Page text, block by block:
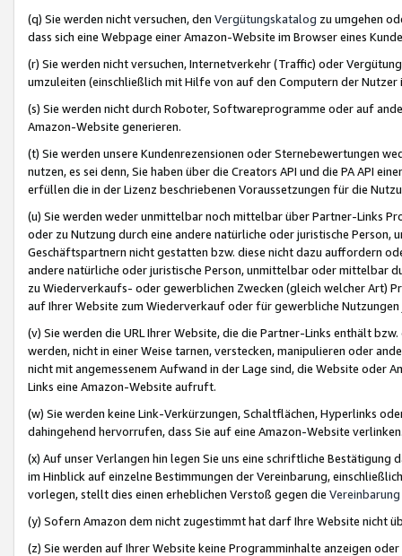
(q) Sie werden nicht versuchen, den Vergütungskatalog zu umgehen
dass sich eine Webpage einer Amazon-Website im Browser eines
(r) Sie werden nicht versuchen, Internetverkehr (Traffic) oder
umzuleiten (einschließlich mit Hilfe von auf den Computern der
(s) Sie werden nicht durch Roboter, Softwareprogramme oder auf
Amazon-Website generieren.
(t) Sie werden unsere Kundenrezensionen oder Sternebewertungen
nutzen, es sei denn, Sie haben über die Creators API und die PA API
erfüllen die in der Lizenz beschriebenen Voraussetzungen für die
(u) Sie werden weder unmittelbar noch mittelbar über Partner-Links
oder zu Nutzung durch eine andere natürliche oder juristische
Geschäftspartnern nicht gestatten bzw. diese nicht dazu auffordern
andere natürliche oder juristische Person, unmittelbar oder mittelbar
zu Wiederverkaufs- oder gewerblichen Zwecken (gleich welcher Art)
auf Ihrer Website zum Wiederverkauf oder für gewerbliche
(v) Sie werden die URL Ihrer Website, die die Partner-Links enthält
werden, nicht in einer Weise tarnen, verstecken, manipulieren oder
nicht mit angemessenem Aufwand in der Lage sind, die Website oder
Links eine Amazon-Website aufruft.
(w) Sie werden keine Link-Verkürzungen, Schaltflächen, Hyperlinks
dahingehend hervorrufen, dass Sie auf eine Amazon-Website
(x) Auf unser Verlangen hin legen Sie uns eine schriftliche
im Hinblick auf einzelne Bestimmungen der Vereinbarung,
vorlegen, stellt dies einen erheblichen Verstoß gegen die Vereinbarung
(y) Sofern Amazon dem nicht zugestimmt hat darf Ihre Website nicht
(z) Sie werden auf Ihrer Website keine Programminhalte anzeigen